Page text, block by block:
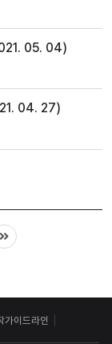
05. 04)
04. 27)
가이드라인